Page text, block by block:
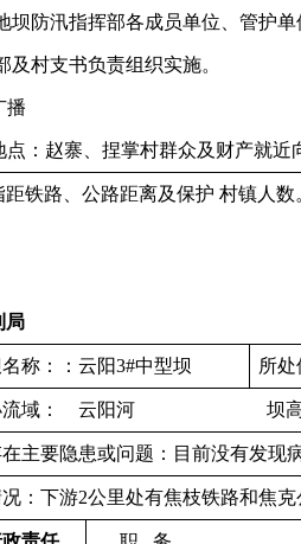
坝防汛指挥部各成员单位、管护
及村支书负责组织实施。
播
点：赵寨、捏掌村群众及财产就近
铁路、公路距离及保护 村镇人数
局
称：：云阳3#中型坝 所
流域： 云阳河 坝
主要隐患或问题：目前没有发现
：下游2公里处有焦枝铁路和焦